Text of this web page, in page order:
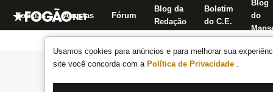
Usamos cookies para anúncios e para melhorar sua
site você concorda com a Política de Privacidade .
Notícias Apostas Fórum
Blog da
Redação
Boletim
do C.E.
Blog
do